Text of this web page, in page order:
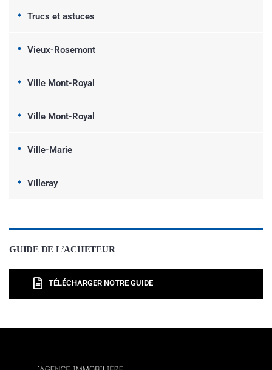
Trucs et astuces
Vieux-Rosemont
Ville Mont-Royal
Ville Mont-Royal
Ville-Marie
Villeray
GUIDE DE L’ACHETEUR
TÉLÉCHARGER NOTRE GUIDE